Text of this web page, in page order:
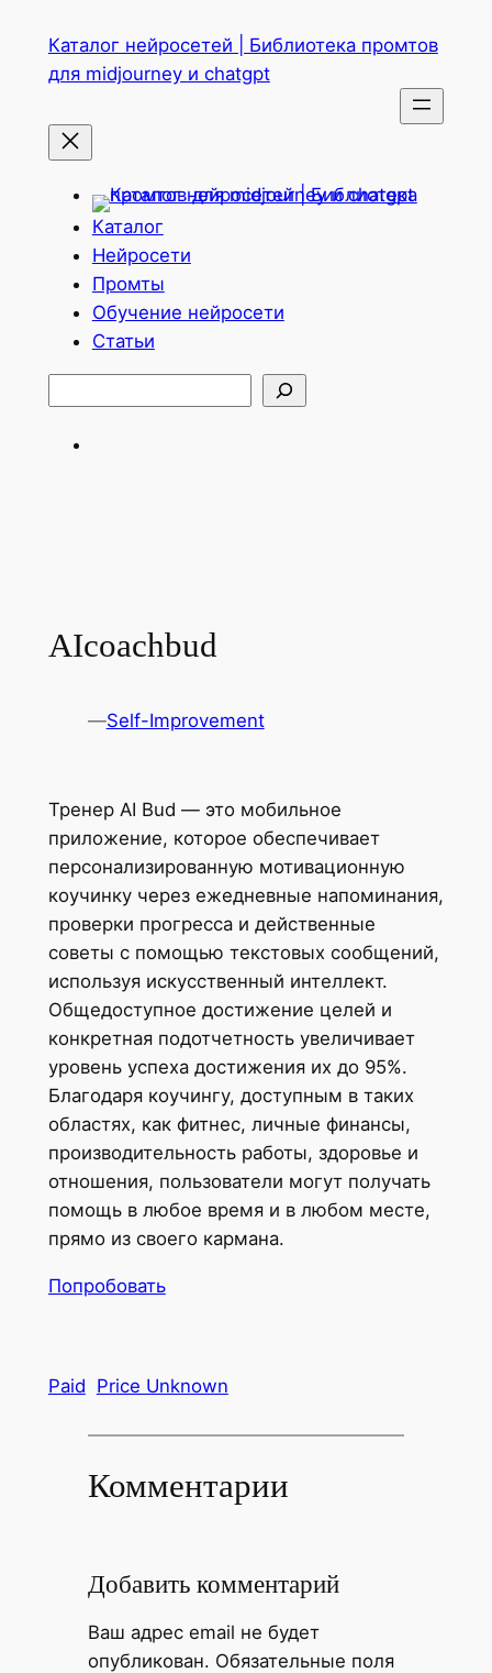
содержимому
Каталог нейросетей | Библиотека промтов
для midjourney и chatgpt
Каталог
Нейросети
Промты
Обучение нейросети
Статьи
AIcoachbud
—Self-Improvement
Тренер AI Bud — это мобильное
приложение, которое обеспечивает
персонализированную мотивационную
коучинку через ежедневные напоминания,
проверки прогресса и действенные
советы с помощью текстовых сообщений,
используя искусственный интеллект.
Общедоступное достижение целей и
конкретная подотчетность увеличивает
уровень успеха достижения их до 95%.
Благодаря коучингу, доступным в таких
областях, как фитнес, личные финансы,
производительность работы, здоровье и
отношения, пользователи могут получать
помощь в любое время и в любом месте,
прямо из своего кармана.
Попробовать
Paid Price Unknown
Комментарии
Добавить комментарий
Ваш адрес email не будет
опубликован. Обязательные поля